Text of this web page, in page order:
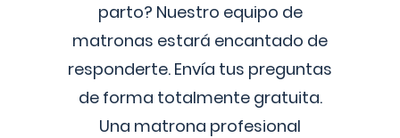
parto? Nuestro equipo de
matronas estará encantado de
responderte. Envía tus preguntas
de forma totalmente gratuita.
Una matrona profesional